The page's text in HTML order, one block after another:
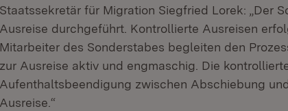
Staatssekretär für Migration Siegfried Lorek: „Der
Ausreise durchgeführt. Kontrollierte Ausreisen
Mitarbeiter des Sonderstabes begleiten den
zur Ausreise aktiv und engmaschig. Die
Aufenthaltsbeendigung zwischen Abschiebung
Ausreise.“